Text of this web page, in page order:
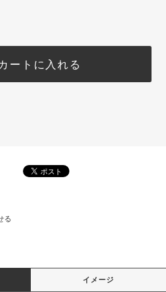
ートに入れる
る
イメージ